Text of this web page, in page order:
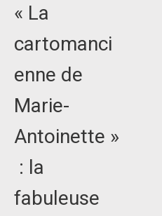
« La
cartomanci
enne de
Marie-
Antoinette »
: la
fabuleuse